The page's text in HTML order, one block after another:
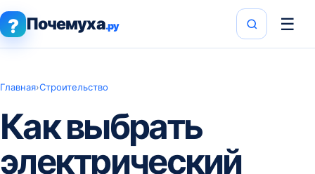
? Почемуха.ру ☰
Главная›Строительство
Как выбрать
электрический